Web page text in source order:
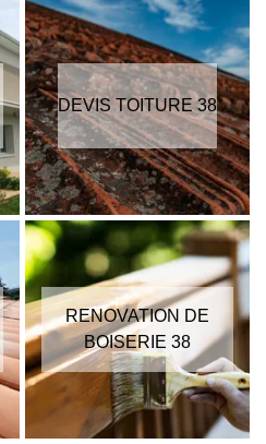
DEVIS TOITURE 38
RENOVATION DE
BOISERIE 38